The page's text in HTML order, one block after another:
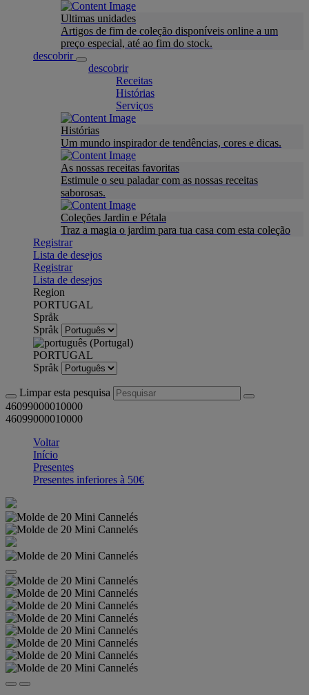
Ultimas unidades
Artigos de fim de coleção disponíveis online a um
preço especial, até ao fim do stock.
descobrir
descobrir
Receitas
Histórias
Serviços
Histórias
Um mundo inspirador de tendências, cores e dicas.
As nossas receitas favoritas
Estimule o seu paladar com as nossas receitas
saborosas.
Coleções Jardin e Pétala
Traz a magia o jardim para tua casa com esta coleção
Registrar
Lista de desejos
Registrar
Lista de desejos
Region
PORTUGAL
Språk
Språk
PORTUGAL
Språk
Limpar esta pesquisa
46099000010000
46099000010000
Voltar
Início
Presentes
Presentes inferiores à 50€